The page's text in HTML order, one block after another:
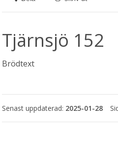
Tjärnsjö 152
Brödtext
Senast uppdaterad: 2025-01-28